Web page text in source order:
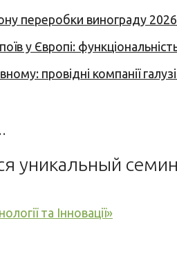
переробки винограду
у Європі:
провідні компанії
уникальный
та Інновації»